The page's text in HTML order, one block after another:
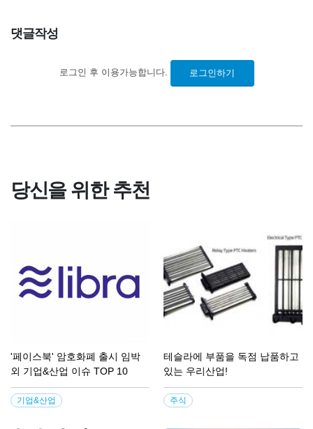
댓글작성
로그인 후 이용가능합니다. 로그인하기
당신을 위한 추천
'페이스북' 암호화폐 출시 임박
외 기업&산업 이슈 TOP 10
기업&산업
테슬라에 부품을 독점 납품하고
있는 우리산업!
주식